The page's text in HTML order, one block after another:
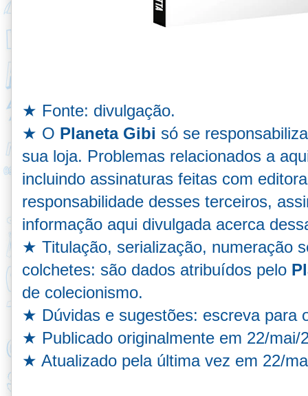
★ Fonte: divulgação.
★ O Planeta Gibi só se
sua loja. Problemas relacionados a
incluindo assinaturas feitas com
responsabilidade desses terceiros,
informação aqui divulgada acerca
★ Titulação, serialização, numeração
colchetes: são dados atribuídos pelo
de colecionismo.
★ Dúvidas e sugestões: escreva para
★ Publicado originalmente em 22/mai/
★ Atualizado pela última vez em 22/